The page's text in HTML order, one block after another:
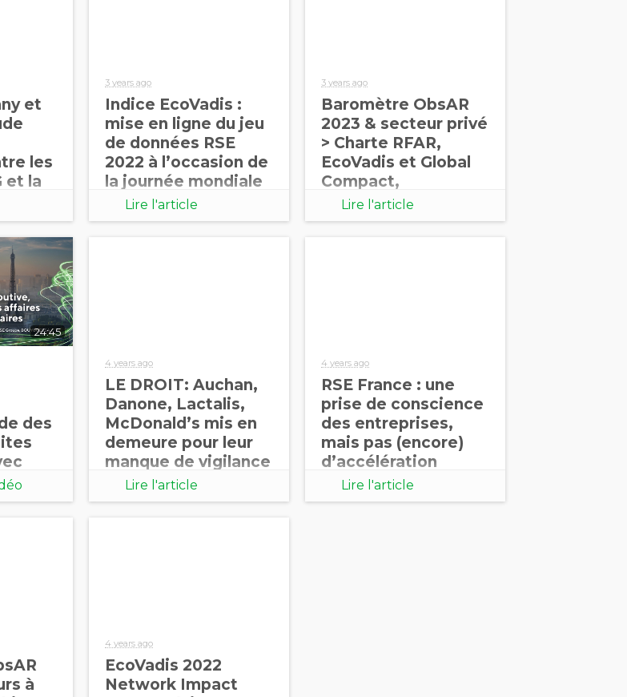
et
les
et la
3 years ago
Indice EcoVadis :
mise en ligne du jeu
de données RSE
2022 à l’occasion de
la journée mondiale
Achats
Responsables
Lire l'article
3 years ago
Baromètre ObsAR
2023 & secteur privé
> Charte RFAR,
EcoVadis et Global
Compact,
démarches les plus
citées.
Lire l'article
24:45
des
4 years ago
LE DROIT: Auchan,
Danone, Lactalis,
McDonald’s mis en
demeure pour leur
manque de vigilance
sur le plastique
Lire l'article
4 years ago
RSE France : une
prise de conscience
des entreprises,
mais pas (encore)
d’accélération
Lire l'article
à
4 years ago
EcoVadis 2022
Network Impact